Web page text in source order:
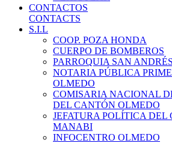
CONTACTOS
CONTACTS
S.I.L
COOP. POZA HONDA
CUERPO DE BOMBEROS
PARROQUIA SAN ANDRÉS
NOTARIA PÚBLICA
OLMEDO
COMISARIA NACIONAL
DEL CANTÓN OLMEDO
JEFATURA POLÍTICA
MANABI
INFOCENTRO OLMEDO